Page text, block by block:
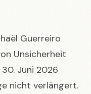
Guerreiro
Unsicherheit
Juni 2026
nicht verlängert.